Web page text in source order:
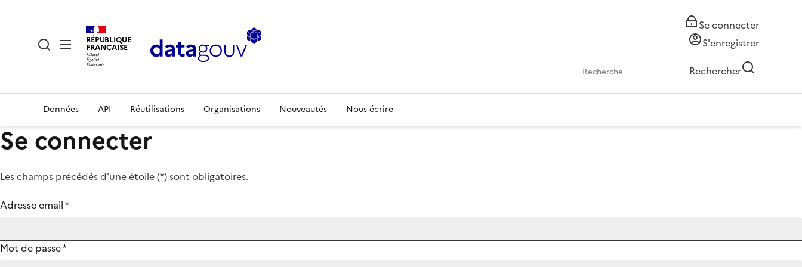
RÉPUBLIQUE
FRANÇAISE
Se connecter
S'enregistrer
Rechercher
Données API Réutilisations Organisations Nouveautés Nous écrire
Se connecter
Les champs précédés d'une étoile (*) sont obligatoires.
Adresse email*
Mot de passe*